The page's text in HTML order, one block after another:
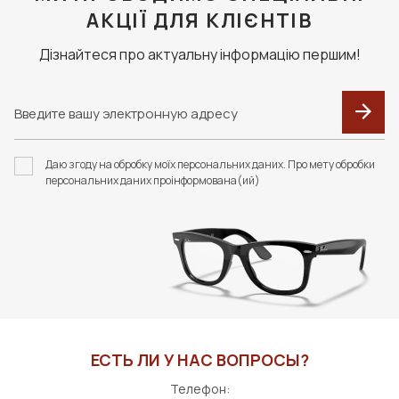
АКЦІЇ ДЛЯ КЛІЄНТІВ
Дізнайтеся про актуальну інформацію першим!
Даю згоду на обробку моїх персональних даних. Про мету обробки
персональних даних проінформована(ий)
ЕСТЬ ЛИ У НАС ВОПРОСЫ?
Телефон: